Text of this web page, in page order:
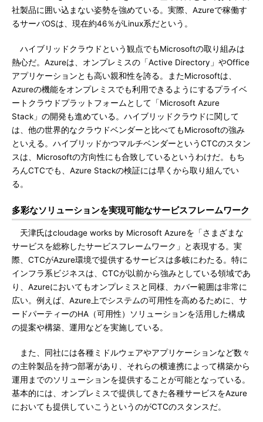
社製品に囲い込まない姿勢を強めている。実際、Azureで稼働す
るサーバOSは、現在約46％がLinux系だという。
ハイブリッドクラウドという観点でもMicrosoftの取り組みは
熱心だ。Azureは、オンプレミスの「Active Directory」やOffice
アプリケーションとも高い親和性を誇る。またMicrosoftは、
Azureの機能をオンプレミスでも利用できるようにするプライベ
ートクラウドプラットフォームとして「Microsoft Azure
Stack」の開発も進めている。ハイブリッドクラウドに関して
は、他の世界的なクラウドベンダーと比べてもMicrosoftの強み
といえる。ハイブリッドかつマルチベンダーというCTCのスタン
スは、Microsoftの方向性にも合致しているというわけだ。もち
ろんCTCでも、Azure Stackの検証には早くから取り組んでい
る。
多彩なソリューションを実現可能なサービスフレームワーク
天津氏はcloudage works by Microsoft Azureを「さまざまな
サービスを総称したサービスフレームワーク」と表現する。実
際、CTCがAzure環境で提供するサービスは多岐にわたる。特に
インフラ系ビジネスは、CTCが以前から強みとしている領域であ
り、Azureにおいてもオンプレミスと同様、カバー範囲は非常に
広い。例えば、Azure上でシステムの可用性を高めるために、サ
ードパーティーのHA（可用性）ソリューションを活用した構成
の提案や構築、運用などを実施している。
また、同社には各種ミドルウェアやアプリケーションなど数々
の主幹製品を持つ部署があり、それらの横連携によって構築から
運用までのソリューションを提供することが可能となっている。
基本的には、オンプレミスで提供してきた各種サービスをAzure
においても提供していこうというのがCTCのスタンスだ。